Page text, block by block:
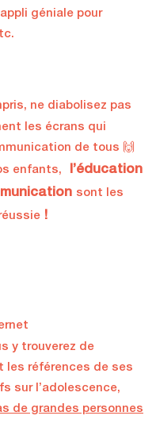
géniale pour
ne diabolisez pas
les écrans qui
de tous 🙌
enfants,
l’éducation
sont les
!
y trouverez de
les références de ses
sur l’adolescence,
de grandes personnes